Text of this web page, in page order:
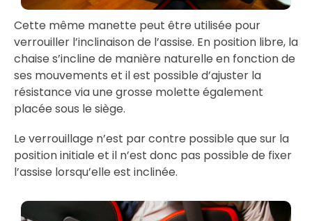
Cette même manette peut être utilisée pour
verrouiller l’inclinaison de l’assise. En position libre, la
chaise s’incline de manière naturelle en fonction de
ses mouvements et il est possible d’ajuster la
résistance via une grosse molette également
placée sous le siège.
Le verrouillage n’est par contre possible que sur la
position initiale et il n’est donc pas possible de fixer
l’assise lorsqu’elle est inclinée.